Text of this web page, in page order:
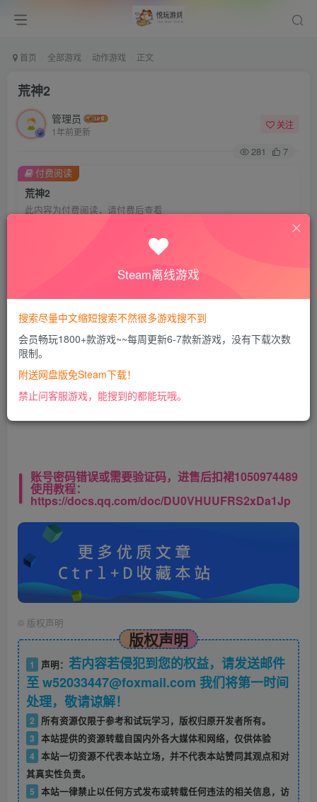
首页 全部游戏 动作游戏 正文
荒神2
管理员
1年前更新
关注
281 7
荒神2
此内容为付费阅读，请付费后查看
开通会员
付费阅读
此处内容已隐藏，VIP会员可见
请登录后查看特权
账号密码错误或需要验证码，进售后扣裙1050974489
使用教程：
https://docs.qq.com/doc/DU0VHUUFRS2xDa1Jp
© 版权声明
版权声明
1 声明： 若内容若侵犯到您的权益，请发送邮件
至 w52033447@foxmail.com 我们将第一时间
处理，敬请谅解！
2
所有资源仅限于参考和试玩学习，版权归原开发者所有。
3 本站提供的资源转载自国内外各大媒体和网络，仅供体验
4 本站一切资源不代表本站立场，并不代表本站赞同其观点和对
其真实性负责。
5 本站一律禁止以任何方式发布或转载任何违法的相关信息，访
Steam离线游戏
搜索尽量中文缩短搜索不然很多游戏搜不到
会员畅玩1800+款游戏~~每周更新6-7款新游戏，没有下载次数
限制。
附送网盘版免Steam下载！
禁止问客服游戏，能搜到的都能玩哦。